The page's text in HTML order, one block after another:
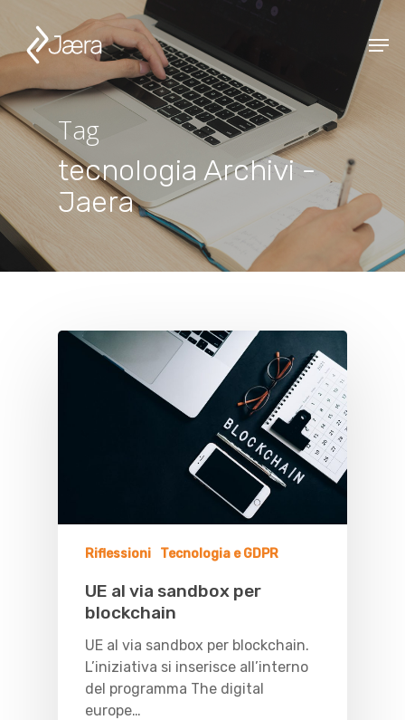
Tag
tecnologia Archivi -
Jaera
Riflessioni Tecnologia e GDPR
UE al via sandbox per
blockchain
UE al via sandbox per blockchain.
L’iniziativa si inserisce all’interno
del programma The digital
europe…